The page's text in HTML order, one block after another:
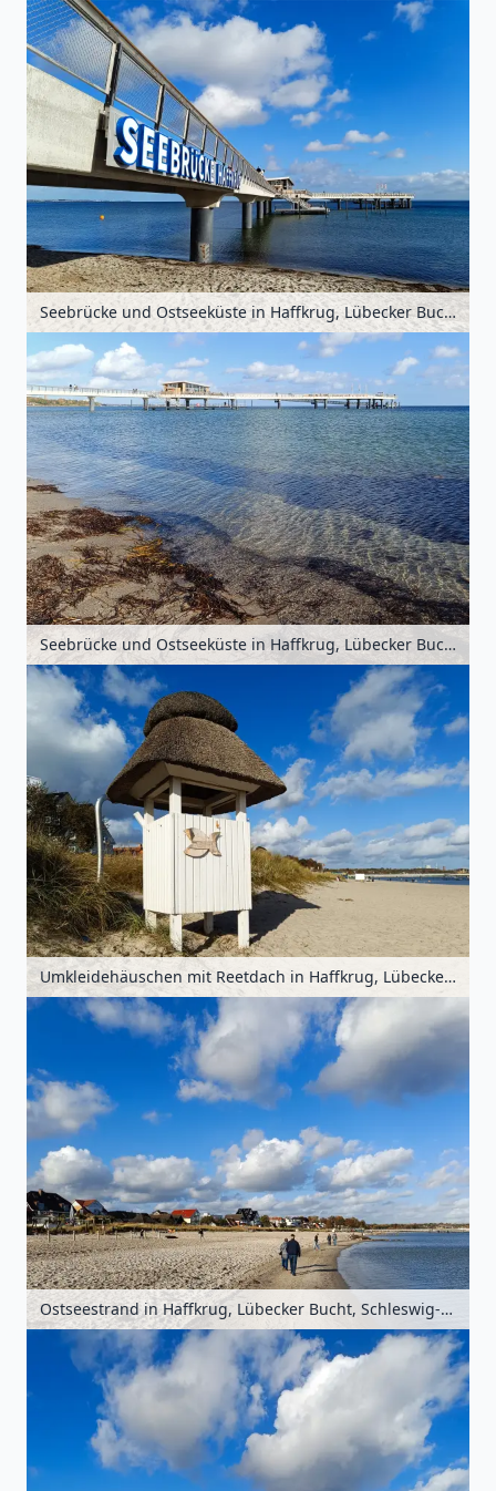
Seebrücke und Ostseeküste in Haffkrug, Lübecker Bucht, Schleswig-Holstein, Deutschland
Seebrücke und Ostseeküste in Haffkrug, Lübecker Bucht, Schleswig-Holstein, Deutschland
Umkleidehäuschen mit Reetdach in Haffkrug, Lübecker Bucht, Schleswig-Holstein, Deutschland
Ostseestrand in Haffkrug, Lübecker Bucht, Schleswig-Holstein, Deutschland